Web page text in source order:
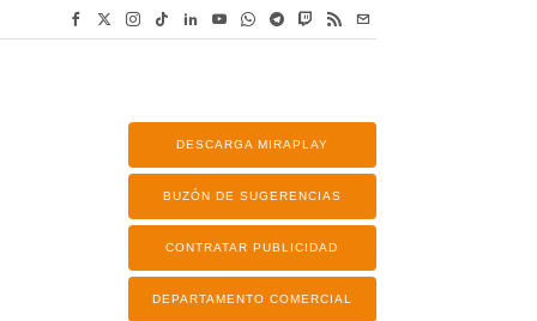
DESCARGA MIRAPLAY
BUZÓN DE SUGERENCIAS
CONTRATAR PUBLICIDAD
DEPARTAMENTO COMERCIAL